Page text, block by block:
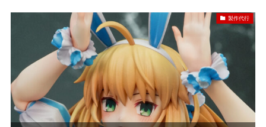
製作代行